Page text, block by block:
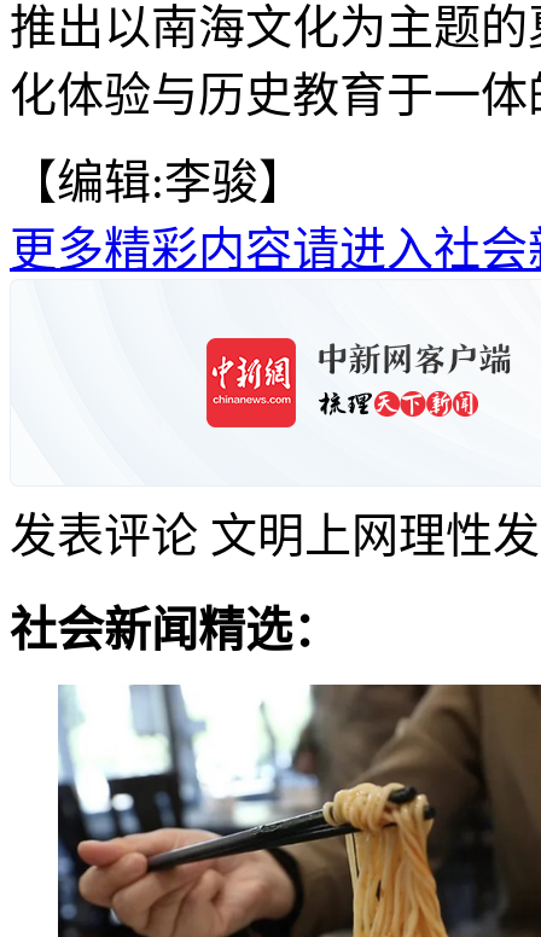
推出以南海文化为主题
化体验与历史教育于一
【编辑:李骏】
更多精彩内容请进入社会
发表评论 文明上网理性
社会新闻精选：